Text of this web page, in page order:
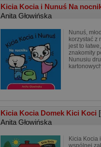
Kicia Kocia i Nunuś Na
Anita Głowińska
Nunuś,
korzystać z
jest to
znakomity
Nunusiu
Kicia Kocia Domek Kici Koci
Anita Głowińska
Kicia Kocia
wspólnej